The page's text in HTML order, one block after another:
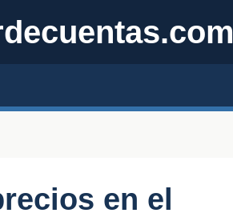
en el